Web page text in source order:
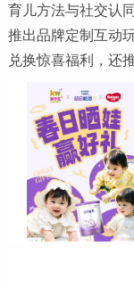
育儿方法与社交认
推出品牌定制互动
兑换惊喜福利，还